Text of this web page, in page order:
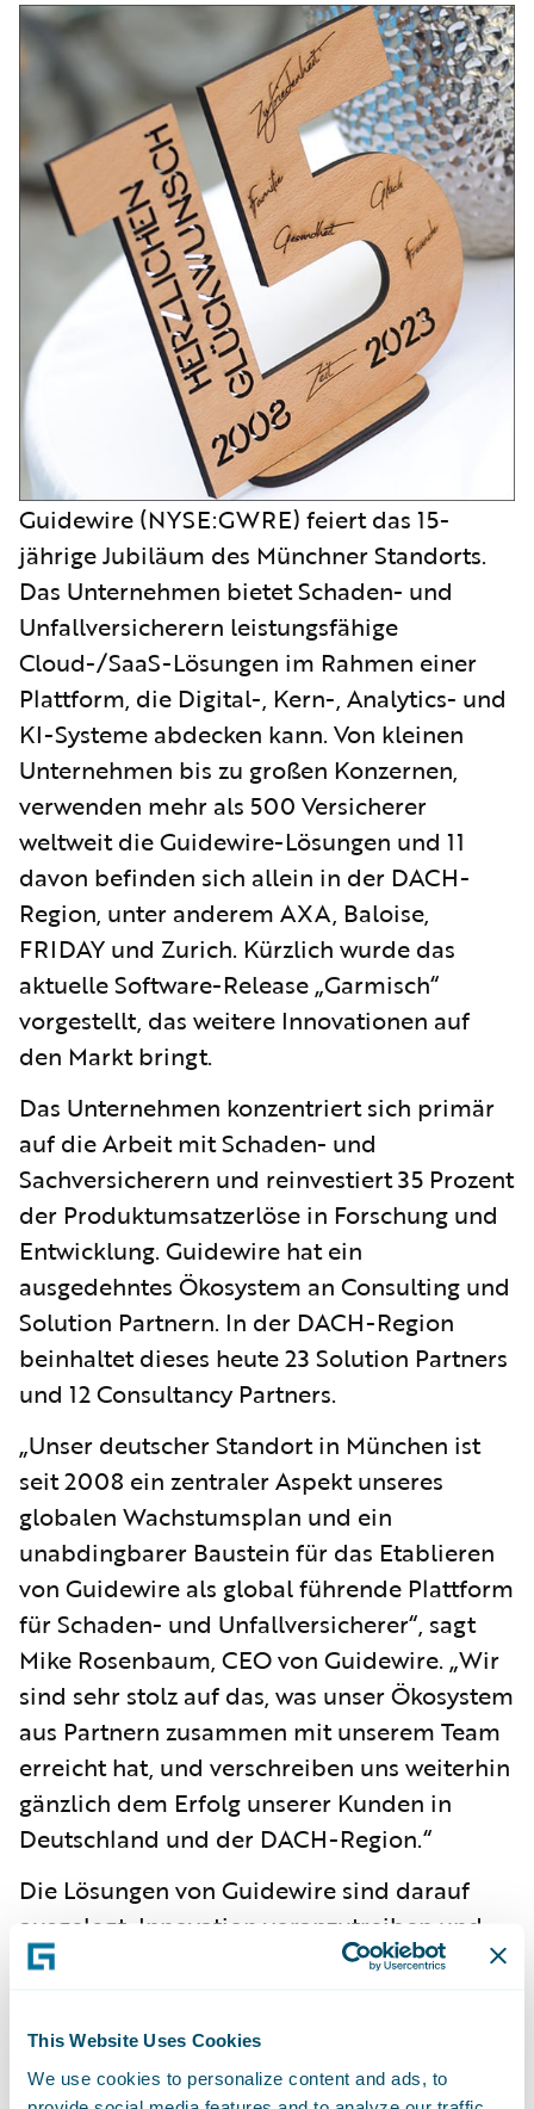
This Website Uses Cookies
We use cookies to personalize content and ads, to
Guidewire (NYSE:GWRE) feiert das 15-
jährige Jubiläum des Münchner Standorts.
Das Unternehmen bietet Schaden- und
Unfallversicherern leistungsfähige
Cloud-/SaaS-Lösungen im Rahmen einer
Plattform, die Digital-, Kern-, Analytics- und
KI-Systeme abdecken kann. Von kleinen
Unternehmen bis zu großen Konzernen,
verwenden mehr als 500 Versicherer
weltweit die Guidewire-Lösungen und 11
davon befinden sich allein in der DACH-
Region, unter anderem AXA, Baloise,
FRIDAY und Zurich. Kürzlich wurde das
aktuelle Software-Release „Garmisch“
vorgestellt, das weitere Innovationen auf
den Markt bringt.
Das Unternehmen konzentriert sich primär
auf die Arbeit mit Schaden- und
Sachversicherern und reinvestiert 35 Prozent
der Produktumsatzerlöse in Forschung und
Entwicklung. Guidewire hat ein
ausgedehntes Ökosystem an Consulting und
Solution Partnern. In der DACH-Region
beinhaltet dieses heute 23 Solution Partners
und 12 Consultancy Partners.
„Unser deutscher Standort in München ist
seit 2008 ein zentraler Aspekt unseres
globalen Wachstumsplan und ein
unabdingbarer Baustein für das Etablieren
von Guidewire als global führende Plattform
für Schaden- und Unfallversicherer“, sagt
Mike Rosenbaum, CEO von Guidewire. „Wir
sind sehr stolz auf das, was unser Ökosystem
aus Partnern zusammen mit unserem Team
erreicht hat, und verschreiben uns weiterhin
gänzlich dem Erfolg unserer Kunden in
Deutschland und der DACH-Region.“
Die Lösungen von Guidewire sind darauf
ausgelegt, Innovation voranzutreiben und
Sach- und Unfallversicherer bei ihrer
„Guidewire hat stark in die
marktspezifischen Fähigkeiten seiner